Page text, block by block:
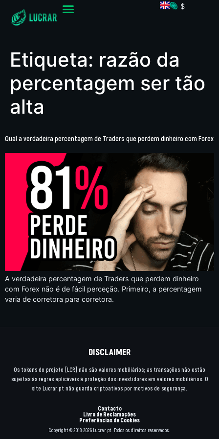
$
Etiqueta: razão da
percentagem ser tão
alta
Qual a verdadeira percentagem de Traders que perdem dinheiro com Forex
A verdadeira percentagem de Traders que perdem dinheiro
com Forex não é de fácil perceção. Primeiro, a percentagem
varia de corretora para corretora.
DISCLAIMER
Os tokens do projeto [LCR] não são valores mobiliários; as transações não estão
sujeitas às regras aplicáveis à proteção dos investidores em valores mobiliários. O
site Lucrar.pt não guarda criptoativos por motivos de segurança.
Contacto
Livro de Reclamações
Preferências de Cookies
Copyright © 2018-2026 Lucrar.pt. Todos os direitos reservados.